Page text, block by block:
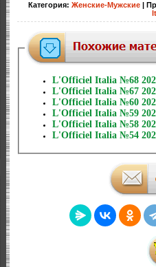
Категория: Женские-Мужские|
L'Officiel Italia №68
L'Officiel Italia №67
L'Officiel Italia №60
L'Officiel Italia №59
L'Officiel Italia №58
L'Officiel Italia №54